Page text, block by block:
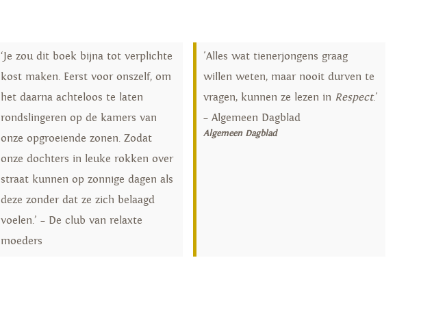
‘Je zou dit boek bijna tot verplichte
kost maken. Eerst voor onszelf, om
het daarna achteloos te laten
rondslingeren op de kamers van
onze opgroeiende zonen. Zodat
onze dochters in leuke rokken over
straat kunnen op zonnige dagen als
deze zonder dat ze zich belaagd
voelen.’ – De club van relaxte
moeders
'Alles wat tienerjongens graag
willen weten, maar nooit durven te
vragen, kunnen ze lezen in Respect.'
– Algemeen Dagblad
Algemeen Dagblad